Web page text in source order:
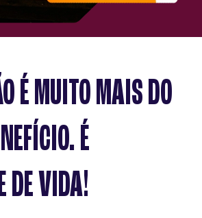
É MUITO MAIS DO
É
DE VIDA!